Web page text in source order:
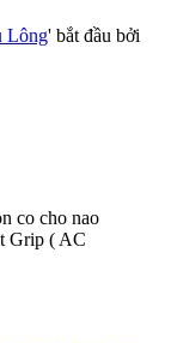
Lông' bắt đầu bởi
co cho nao
Grip ( AC